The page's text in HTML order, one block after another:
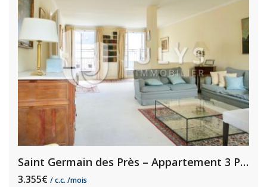
Saint Germain des Près – Appartement 3 Pièces, 86m², Meublé
3.355€ / c.c. /mois